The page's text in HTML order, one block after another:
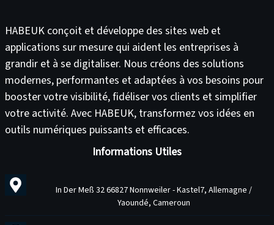
HABEUK conçoit et développe des sites webet
applications sur mesurequi aident les entreprises à
grandir et à se digitaliser. Nous créons des solutions
modernes, performantes et adaptées à vos besoins pour
booster votre visibilité,fidéliser vos clients etsimplifier
votre activité. Avec HABEUK, transformez vos idées en
outils numériques puissants et efficaces.
Informations Utiles
In Der Meß 32 66827 Nonnweiler - Kastel7, Allemagne /
Yaoundé, Cameroun